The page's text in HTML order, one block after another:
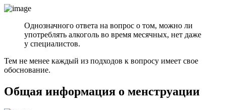
Однозначного ответа на вопрос о том, можно ли
употреблять алкоголь во время месячных, нет даже
у специалистов.
Тем не менее каждый из подходов к вопросу имеет свое
обоснование.
Общая информация о менструации